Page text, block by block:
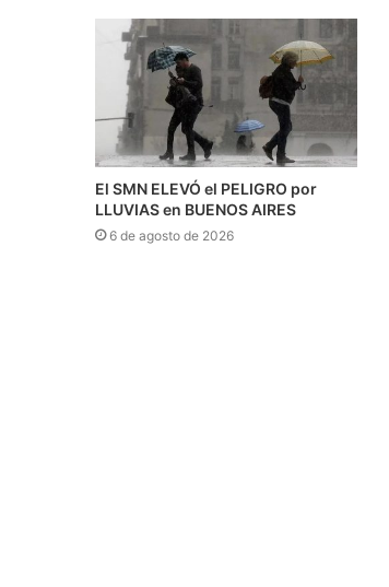
El SMN ELEVÓ el PELIGRO por
LLUVIAS en BUENOS AIRES
6 de agosto de 2026